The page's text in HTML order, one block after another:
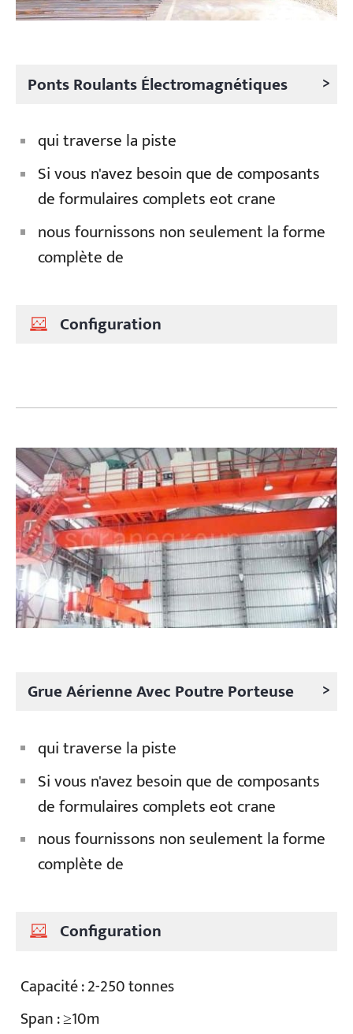
Ponts Roulants Électromagnétiques >
qui traverse la piste
Si vous n'avez besoin que de composants
de formulaires complets eot crane
nous fournissons non seulement la forme
complète de
Configuration
Grue Aérienne Avec Poutre Porteuse >
qui traverse la piste
Si vous n'avez besoin que de composants
de formulaires complets eot crane
nous fournissons non seulement la forme
complète de
Configuration
Capacité : 2-250 tonnes
Span : ≥10m